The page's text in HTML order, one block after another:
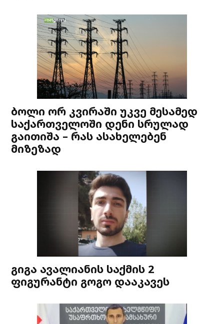
ბოლი ორ კვირაში უკვე მესამედ
საქართველოში დენი სრულად
გაითიშა – რას ასახელებენ
მიზეზად
გიგა ავალიანის საქმის 2
ფიგურანტი გოგო დააკავეს